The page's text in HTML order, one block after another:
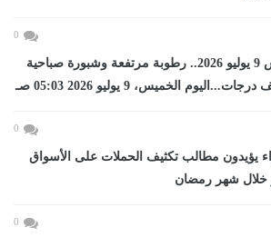
0
طقس الخميس 9 يوليو 2026.. رطوبة مرتفعة وشبورة صباحية
الخميس، 9 يوليو 2026 05:03 صـ
0
يؤيدون مطالب تكثيف الحملات على الأسواق
خلال شهر رمضان
0